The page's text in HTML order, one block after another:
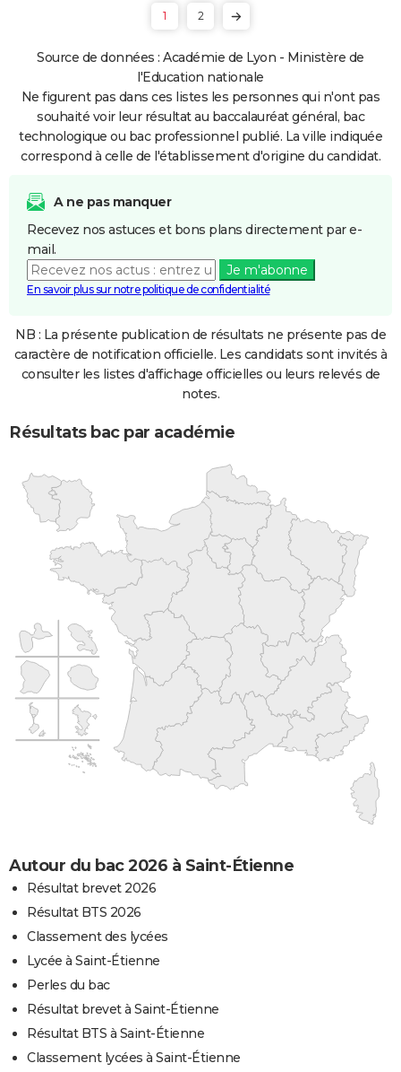
1 2
Source de données : Académie de Lyon - Ministère de
l'Education nationale
Ne figurent pas dans ces listes les personnes qui n'ont pas
souhaité voir leur résultat au baccalauréat général, bac
technologique ou bac professionnel publié. La ville indiquée
correspond à celle de l'établissement d'origine du candidat.
A ne pas manquer
Recevez nos astuces et bons plans directement par e-
mail.
Je m'abonne
En savoir plus sur notre politique de confidentialité
NB : La présente publication de résultats ne présente pas de
caractère de notification officielle. Les candidats sont invités à
consulter les listes d'affichage officielles ou leurs relevés de
notes.
Résultats bac par académie
Autour du bac 2026 à Saint-Étienne
Résultat brevet 2026
Résultat BTS 2026
Classement des lycées
Lycée à Saint-Étienne
Perles du bac
Résultat brevet à Saint-Étienne
Résultat BTS à Saint-Étienne
Classement lycées à Saint-Étienne